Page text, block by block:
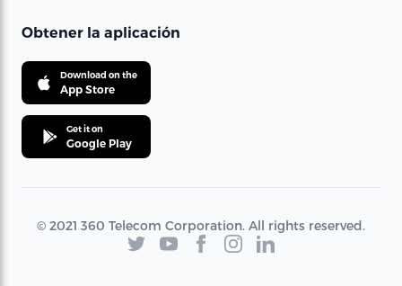
Obtener la aplicación
Download on the
App Store
Get it on
Google Play
© 2021 360 Telecom Corporation. All rights reserved.